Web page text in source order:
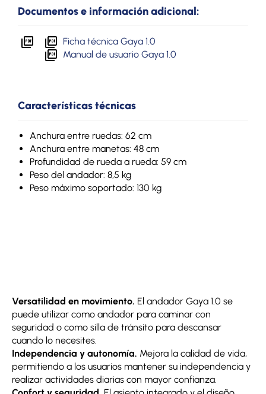
Documentos e información adicional:
Ficha técnica Gaya 1.0
Manual de usuario Gaya 1.0
Características técnicas
Anchura entre ruedas: 62 cm
Anchura entre manetas: 48 cm
Profundidad de rueda a rueda: 59 cm
Peso del andador: 8,5 kg
Peso máximo soportado: 130 kg
Versatilidad en movimiento. El andador Gaya 1.0 se
puede utilizar como andador para caminar con
seguridad o como silla de tránsito para descansar
cuando lo necesites.
Independencia y autonomía. Mejora la calidad de vida,
permitiendo a los usuarios mantener su independencia y
realizar actividades diarias con mayor confianza.